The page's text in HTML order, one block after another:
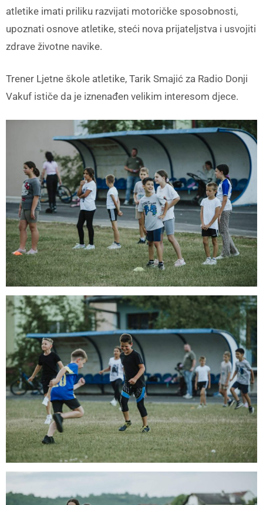
atletike imati priliku razvijati motoričke sposobnosti,
upoznati osnove atletike, steći nova prijateljstva i usvojiti
zdrave životne navike.
Trener Ljetne škole atletike, Tarik Smajić za Radio Donji
Vakuf ističe da je iznenađen velikim interesom djece.